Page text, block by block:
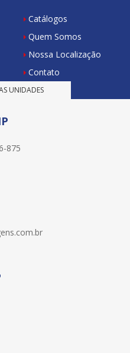
Catálogos
Quem Somos
Nossa Localização
Contato
UNIDADES
875